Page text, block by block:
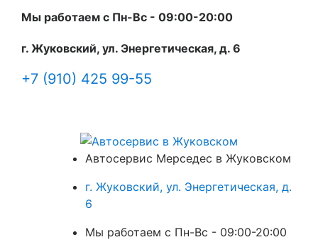
Мы работаем с Пн-Вc - 09:00-20:00
г. Жуковский, ул. Энергетическая, д. 6
+7 (910) 425 99-55
Автосервис Мерседес в Жуковском
г. Жуковский, ул. Энергетическая, д.
6
Мы работаем с Пн-Вc - 09:00-20:00